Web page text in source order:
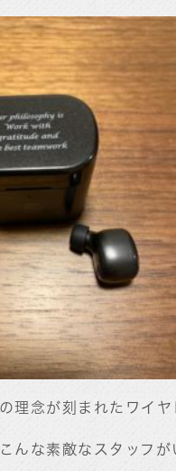
理念が刻まれたワイヤ
んな素敵なスタッフが